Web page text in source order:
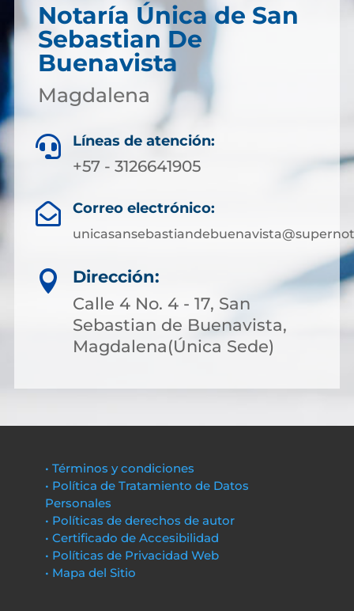
Notaría Única de San
Sebastian De
Buenavista
Magdalena
 Líneas de atención:
+57 - 3126641905
 Correo electrónico:

Dirección:
Calle 4 No. 4 - 17, San
Sebastian de Buenavista,
Magdalena(Única Sede)
• Términos y condiciones
• Política de Tratamiento de Datos
Personales
• Políticas de derechos de autor
• Certificado de Accesibilidad
• Políticas de Privacidad Web
• Mapa del Sitio